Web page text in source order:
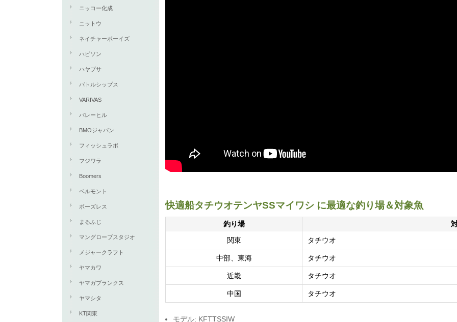
ニッコー化成
ニットウ
ネイチャーボーイズ
ハピソン
ハヤブサ
バトルシップス
VARIVAS
バレーヒル
BMOジャパン
フィッシュラボ
フジワラ
Boomers
ベルモント
ボーズレス
まるふじ
マングローブスタジオ
メジャークラフト
ヤマカワ
ヤマガブランクス
ヤマシタ
KT関東
快適船タチウオテンヤSSマイワシ に最適な釣り場＆対象魚
釣り場
関東
タチウオ
中部、東海 タチウオ
近畿 タチウオ
中国 タチウオ
モデル: KFTTSSIW